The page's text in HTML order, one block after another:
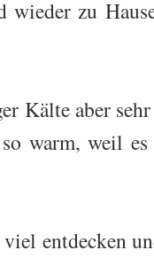
zu
Kälte aber
warm, weil
entdecken